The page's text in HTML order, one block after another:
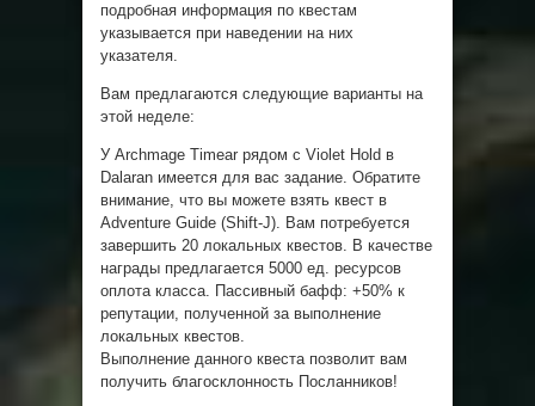
подробная информация по квестам
указывается при наведении на них
указателя.
Вам предлагаются следующие варианты на
этой неделе:
У Archmage Timear рядом с Violet Hold в
Dalaran имеется для вас задание. Обратите
внимание, что вы можете взять квест в
Adventure Guide (Shift-J). Вам потребуется
завершить 20 локальных квестов. В качестве
награды предлагается 5000 ед. ресурсов
оплота класса. Пассивный бафф: +50% к
репутации, полученной за выполнение
локальных квестов.
Выполнение данного квеста позволит вам
получить благосклонность Посланников!